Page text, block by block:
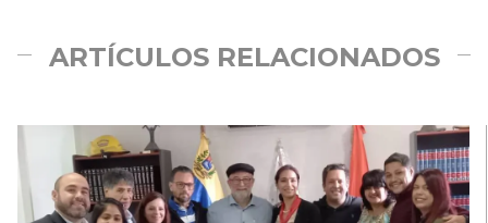
ARTÍCULOS RELACIONADOS